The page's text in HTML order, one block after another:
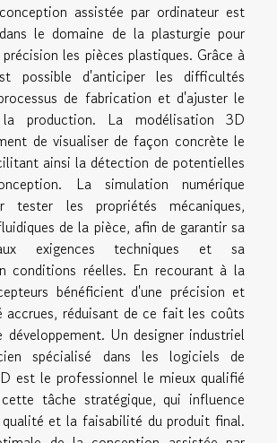
assistée par ordinateur est
le domaine de la plasturgie pour
les pièces plastiques. Grâce à
possible d'anticiper les difficultés
de fabrication et d'ajuster le
production. La modélisation 3D
de visualiser de façon concrète le
ainsi la détection de potentielles
La simulation numérique
tester les propriétés mécaniques,
de la pièce, afin de garantir sa
exigences techniques et sa
conditions réelles. En recourant à la
bénéficient d'une précision et
accrues, réduisant de ce fait les coûts
Un designer industriel
spécialisé dans les logiciels de
est le professionnel le mieux qualifié
tâche stratégique, qui influence
et la faisabilité du produit final.